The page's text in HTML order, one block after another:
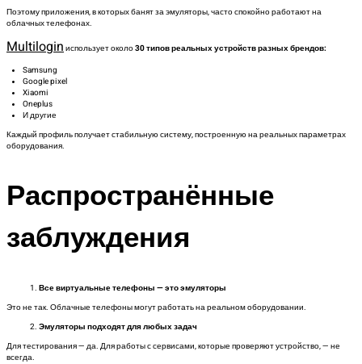
Поэтому приложения, в которых банят за эмуляторы, часто спокойно работают на
облачных телефонах.
Multilogin использует около30 типов реальных устройств разных брендов:
Samsung
Google pixel
Xiaomi
Oneplus
И другие
Каждый профиль получает стабильную систему, построенную на реальных параметрах
оборудования.
Распространённые
заблуждения
Все виртуальные телефоны — это эмуляторы
Это не так. Облачные телефоны могут работать на реальном оборудовании.
Эмуляторы подходят для любых задач
Для тестирования — да. Для работы с сервисами, которые проверяют устройство, — не
всегда.